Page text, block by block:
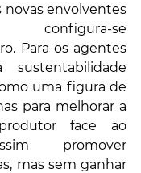
novas envolventes
configura-se
Para os agentes
sustentabilidade
uma figura de
para melhorar a
face ao
promover
mas sem ganhar